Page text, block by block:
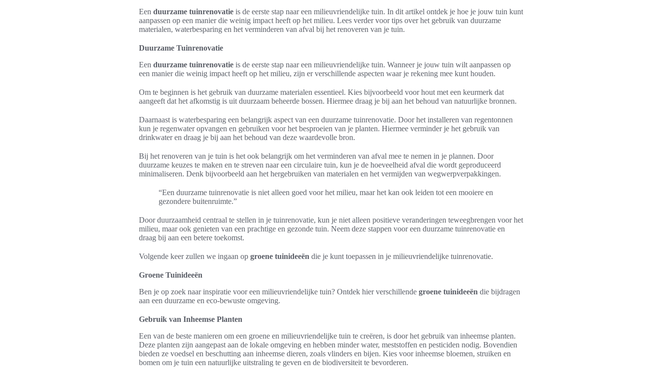
Een duurzame tuinrenovatie is de eerste stap naar een milieuvriendelijke tuin. In dit artikel ontdek je hoe je jouw tuin kunt
aanpassen op een manier die weinig impact heeft op het milieu. Lees verder voor tips over het gebruik van duurzame
materialen, waterbesparing en het verminderen van afval bij het renoveren van je tuin.
Duurzame Tuinrenovatie
Een duurzame tuinrenovatie is de eerste stap naar een milieuvriendelijke tuin. Wanneer je jouw tuin wilt aanpassen op
een manier die weinig impact heeft op het milieu, zijn er verschillende aspecten waar je rekening mee kunt houden.
Om te beginnen is het gebruik van duurzame materialen essentieel. Kies bijvoorbeeld voor hout met een keurmerk dat
aangeeft dat het afkomstig is uit duurzaam beheerde bossen. Hiermee draag je bij aan het behoud van natuurlijke bronnen.
Daarnaast is waterbesparing een belangrijk aspect van een duurzame tuinrenovatie. Door het installeren van regentonnen
kun je regenwater opvangen en gebruiken voor het besproeien van je planten. Hiermee verminder je het gebruik van
drinkwater en draag je bij aan het behoud van deze waardevolle bron.
Bij het renoveren van je tuin is het ook belangrijk om het verminderen van afval mee te nemen in je plannen. Door
duurzame keuzes te maken en te streven naar een circulaire tuin, kun je de hoeveelheid afval die wordt geproduceerd
minimaliseren. Denk bijvoorbeeld aan het hergebruiken van materialen en het vermijden van wegwerpverpakkingen.
“Een duurzame tuinrenovatie is niet alleen goed voor het milieu, maar het kan ook leiden tot een mooiere en
gezondere buitenruimte.”
Door duurzaamheid centraal te stellen in je tuinrenovatie, kun je niet alleen positieve veranderingen teweegbrengen voor het
milieu, maar ook genieten van een prachtige en gezonde tuin. Neem deze stappen voor een duurzame tuinrenovatie en
draag bij aan een betere toekomst.
Volgende keer zullen we ingaan op groene tuinideeën die je kunt toepassen in je milieuvriendelijke tuinrenovatie.
Groene Tuinideeën
Ben je op zoek naar inspiratie voor een milieuvriendelijke tuin? Ontdek hier verschillende groene tuinideeën die bijdragen
aan een duurzame en eco-bewuste omgeving.
Gebruik van Inheemse Planten
Een van de beste manieren om een groene en milieuvriendelijke tuin te creëren, is door het gebruik van inheemse planten.
Deze planten zijn aangepast aan de lokale omgeving en hebben minder water, meststoffen en pesticiden nodig. Bovendien
bieden ze voedsel en beschutting aan inheemse dieren, zoals vlinders en bijen. Kies voor inheemse bloemen, struiken en
bomen om je tuin een natuurlijke uitstraling te geven en de biodiversiteit te bevorderen.